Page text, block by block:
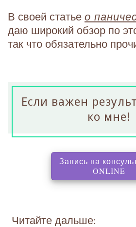
В своей статье о
даю широкий обзор по
так что обязательно
Если важен
ко мне!
Запись на
ONLINE,
Читайте дальше: